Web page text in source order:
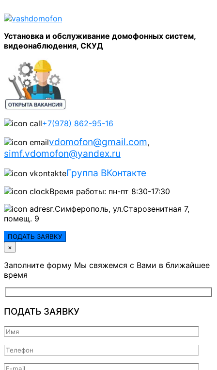
Установка и обслуживание домофонных систем,
видеонаблюдения, СКУД
+7(978) 862-95-16
vdomofon@gmail.com,
simf.vdomofon@yandex.ru
Группа ВКонтакте
Время работы: пн-пт 8:30-17:30
г.Симферополь, ул.Старозенитная 7,
помещ. 9
ПОДАТЬ ЗАЯВКУ
×
Заполните форму Мы свяжемся с Вами в ближайшее
время
ПОДАТЬ ЗАЯВКУ